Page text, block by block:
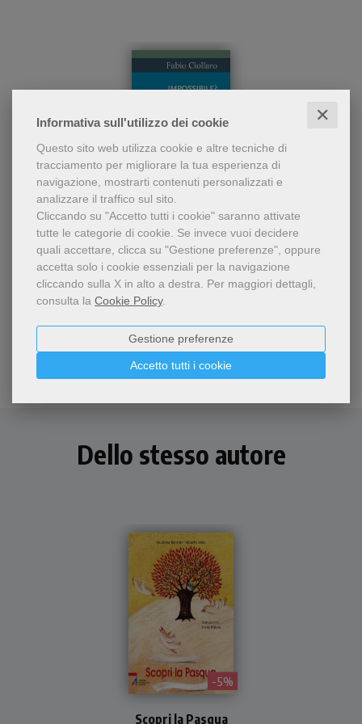
Informativa sull'utilizzo dei cookie ✕
Questo sito web utilizza cookie e altre tecniche di
tracciamento per migliorare la tua esperienza di
navigazione, mostrarti contenuti personalizzati e
analizzare il traffico sul sito.
Cliccando su "Accetto tutti i cookie" saranno attivate
tutte le categorie di cookie. Se invece vuoi decidere
quali accettare, clicca su "Gestione preferenze", oppure
accetta solo i cookie essenziali per la navigazione
cliccando sulla X in alto a destra. Per maggiori dettagli,
consulta la Cookie Policy.
Accetto tutti i cookie
Gestione preferenze
Un libro per accostarsi al
racconto dei miracoli
compiuti da Gesù e ai fatti
prodigiosi che costellano la
storia dei credenti. Una
riflessione a portata di tutti
senso e quale messaggio ci
recano da parte di Dio.
Fabio Ciollaro
Impossibile?
9,00 € 8,55 €
Dello stesso autore
- 5%
illustrato che aiuta adulti e
Scopri la Pasqua